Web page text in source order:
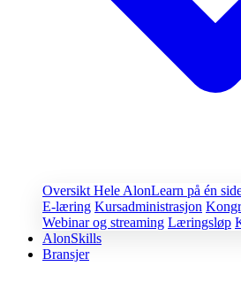
Oversikt Hele AlonLearn på én
E-læring Kursadministrasjon
Webinar og streaming Læringsløp
AlonSkills
Bransjer